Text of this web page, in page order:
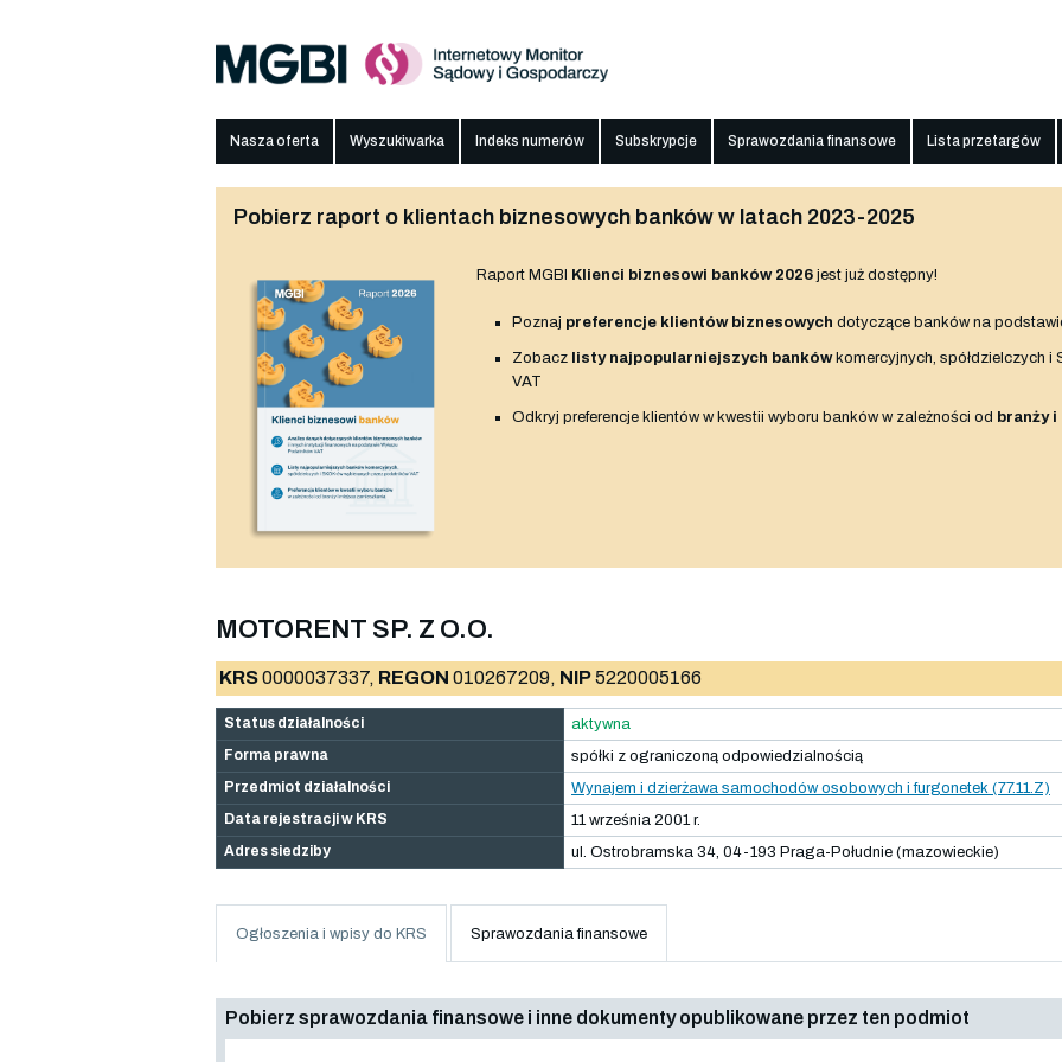
Nasza oferta Wyszukiwarka Indeks numerów Subskrypcje Sprawozdania finansowe Lista przetargów
Pobierz raport o klientach biznesowych banków w latach 2023-2025
Raport MGBI Klienci biznesowi banków 2026 jest już dostępny!
Poznaj preferencje klientów biznesowych dotyczące banków na
Zobacz listy najpopularniejszych bankówkomercyjnych, spółdzielczych i
VAT
Odkryj preferencje klientów w kwestii wyboru banków w zależności od branży
MOTORENT SP. Z O.O.
KRS0000037337, REGON 010267209, NIP5220005166
Status działalności
aktywna
Forma prawna
spółki z ograniczoną odpowiedzialnością
Przedmiot działalności
Wynajem i dzierżawa samochodów osobowych i furgonetek (77.11.Z)
Data rejestracji w KRS
11 września 2001 r.
Adres siedziby
ul. Ostrobramska 34, 04-193 Praga-Południe (mazowieckie)
Ogłoszenia i wpisy do KRS Sprawozdania finansowe
Pobierz sprawozdania finansowe i inne dokumenty opublikowane przez ten podmiot